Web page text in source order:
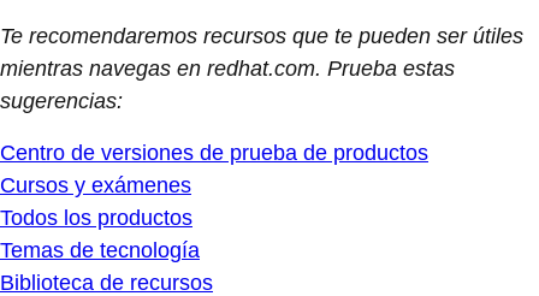
Te recomendaremos recursos que te pueden ser útiles
mientras navegas en redhat.com. Prueba estas
sugerencias:
Centro de versiones de prueba de productos
Cursos y exámenes
Todos los productos
Temas de tecnología
Biblioteca de recursos